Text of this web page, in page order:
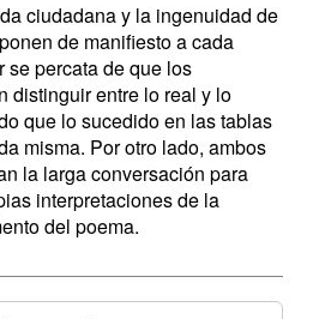
ciudadana y la ingenuidad de
de manifiesto a cada
se percata de que los
distinguir entre lo real y lo
que lo sucedido en las tablas
misma. Por otro lado, ambos
la larga conversación para
interpretaciones de la
del poema.